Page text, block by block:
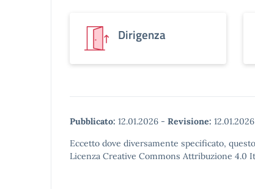
Dirigenza
Pubblicato: 12.01.2026 - Revisione: 12.01.2026
Eccetto dove diversamente specificato,
Licenza Creative Commons Attribuzione 4.0